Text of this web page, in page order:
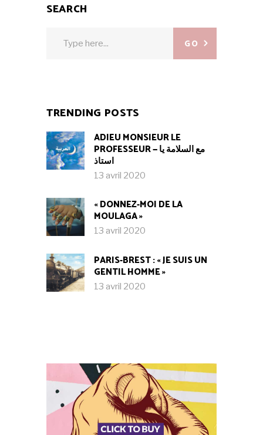
SEARCH
GO
TRENDING POSTS
ADIEU MONSIEUR LE
PROFESSEUR — مع السلامة يا
استاذ
13 avril 2020
« DONNEZ-MOI DE LA
MOULAGA »
13 avril 2020
PARIS-BREST : « JE SUIS UN
GENTIL HOMME »
13 avril 2020